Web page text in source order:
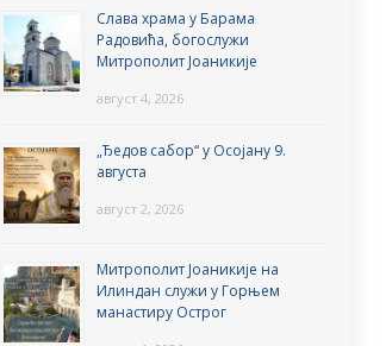
Слава храма у Барама
Радовића, богослужи
Митрополит Јоаникије
август 4, 2026
„Ђедов сабор“ у Осојану 9.
августа
август 2, 2026
Митрополит Јоаникије на
Илиндан служи у Горњем
манастиру Острог